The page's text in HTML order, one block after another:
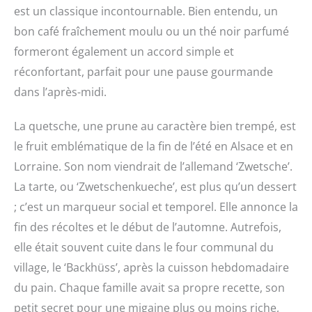
est un classique incontournable. Bien entendu, un
bon café fraîchement moulu ou un thé noir parfumé
formeront également un accord simple et
réconfortant, parfait pour une pause gourmande
dans l’après-midi.
La quetsche, une prune au caractère bien trempé, est
le fruit emblématique de la fin de l’été en Alsace et en
Lorraine. Son nom viendrait de l’allemand ‘Zwetsche’.
La tarte, ou ‘Zwetschenkueche’, est plus qu’un dessert
; c’est un marqueur social et temporel. Elle annonce la
fin des récoltes et le début de l’automne. Autrefois,
elle était souvent cuite dans le four communal du
village, le ‘Backhüss’, après la cuisson hebdomadaire
du pain. Chaque famille avait sa propre recette, son
petit secret pour une migaine plus ou moins riche,